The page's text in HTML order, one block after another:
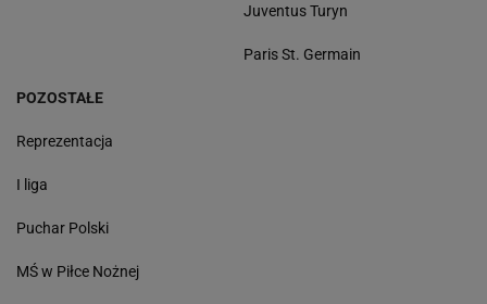
Juventus Turyn
Paris St. Germain
POZOSTAŁE
Reprezentacja
I liga
Puchar Polski
MŚ w Piłce Nożnej